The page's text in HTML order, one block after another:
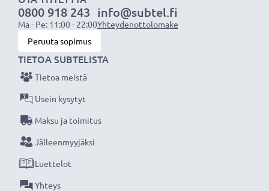
0800 918 243
Ma - Pe: 11:00 - 22:00
info@subtel.fi
Yhteydenottolomake
Peruuta sopimus
TIETOA SUBTELISTA
Tietoa meistä
Usein kysytyt
Maksu ja toimitus
Jälleenmyyjäksi
Luettelot
Yhteys